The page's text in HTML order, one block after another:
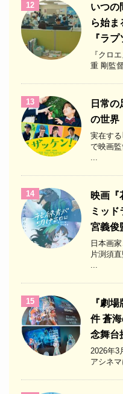
12
いつの
ら始
『ラ
『クロ
重 剛監
13
日常
の世界
実在す
で映画
...
14
映画『
ミッ
宮義俊
日本画
片渕須
...
15
『劇
件 蒼
念舞台
2026年3
アシネ